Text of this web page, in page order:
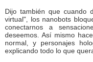
Dijo también que cuando
virtual", los nanobots
conectarnos a
deseemos. Así mismo
normal, y personajes
explicando todo lo que